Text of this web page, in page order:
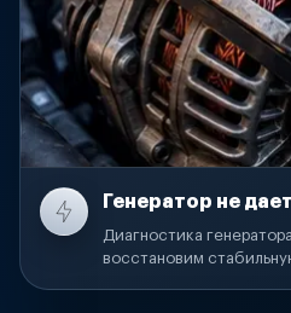
Генератор не
Диагностика
восстановим